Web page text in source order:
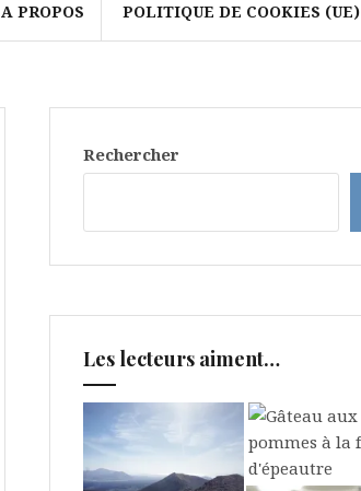
A PROPOS POLITIQUE DE COOKIES (UE)
Rechercher
Les lecteurs aiment…